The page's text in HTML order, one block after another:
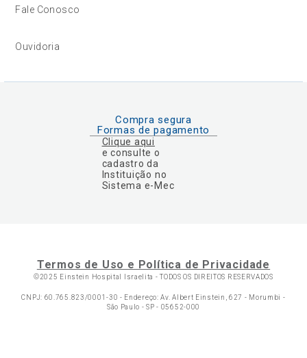
Fale Conosco
Ouvidoria
Compra segura
Formas de pagamento
Clique aqui
e consulte o
cadastro da
Instituição no
Sistema e-Mec
Termos de Uso e Política de Privacidade
©2025 Einstein Hospital Israelita -TODOS OS DIREITOS RESERVADOS
CNPJ: 60.765.823/0001-30 - Endereço: Av. Albert Einstein, 627 - Morumbi -
São Paulo - SP - 05652-000